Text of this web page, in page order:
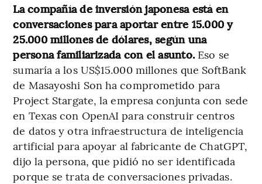
La compañía de inversión japonesa está en
conversaciones para aportar entre 15.000 y
25.000 millones de dólares, según una
persona familiarizada con el asunto. Eso se
sumaría a los US$15.000 millones que SoftBank
de Masayoshi Son ha comprometido para
Project Stargate, la empresa conjunta con sede
en Texas con OpenAI para construir centros
de datos y otra infraestructura de inteligencia
artificial para apoyar al fabricante de ChatGPT,
dijo la persona, que pidió no ser identificada
porque se trata de conversaciones privadas.